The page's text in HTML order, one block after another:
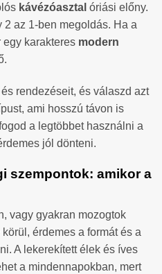
kávézóasztal óriási előny.
2 az 1-ben megoldás. Ha a
karakteres modern
rendezéseit, és válaszd azt
ami hosszú távon is
a legtöbbet használni a
jól dönteni.
szempontok: amikor a
vagy gyakran mozogtok
érdemes a formát és a
A lekerekített élek és íves
a mindennapokban, mert